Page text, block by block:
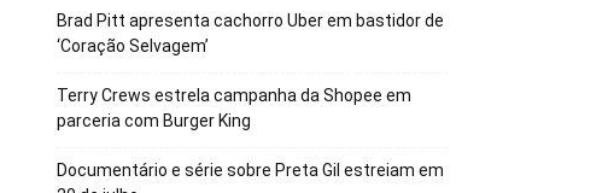
Brad Pitt apresenta cachorro Uber em bastidor de
‘Coração Selvagem’
Terry Crews estrela campanha da Shopee em
parceria com Burger King
Documentário e série sobre Preta Gil estreiam em